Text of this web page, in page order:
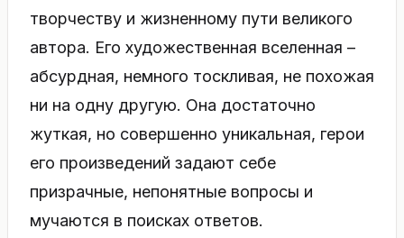
творчеству и жизненному пути великого
автора. Его художественная вселенная –
абсурдная, немного тоскливая, не похожая
ни на одну другую. Она достаточно
жуткая, но совершенно уникальная, герои
его произведений задают себе
призрачные, непонятные вопросы и
мучаются в поисках ответов.